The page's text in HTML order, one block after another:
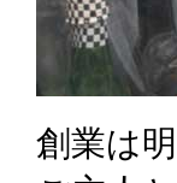
創業は